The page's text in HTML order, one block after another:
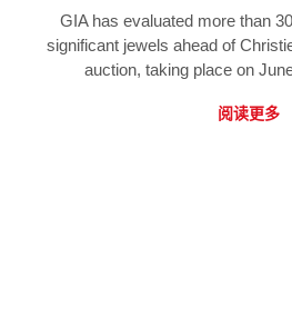
GIA has evaluated more than
significant jewels ahead of
auction, taking place on
阅读更多